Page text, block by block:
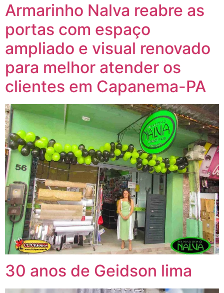
Armarinho Nalva reabre as
portas com espaço
ampliado e visual renovado
para melhor atender os
clientes em Capanema-PA
30 anos de Geidson lima